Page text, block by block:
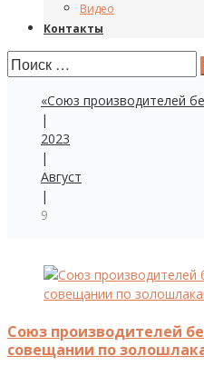
Видео
Контакты
Поиск:
«Союз производителей
|
2023
|
Август
|
9
День:
09.08.2023
Союз производителей
совещании по